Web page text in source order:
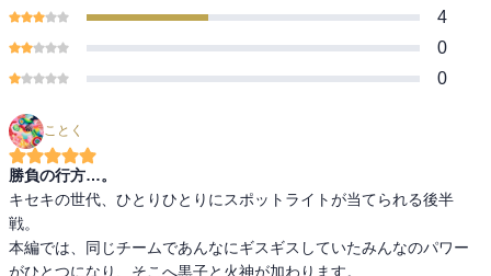
4
0
0
ことく
勝負の行方…。
キセキの世代、ひとりひとりにスポットライトが当てられる後半
戦。
本編では、同じチームであんなにギスギスしていたみんなのパワー
がひとつになり、そこへ黒子と火神が加わります。